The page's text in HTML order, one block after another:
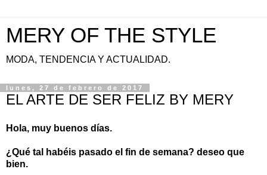
MERY OF THE STYLE
MODA, TENDENCIA Y ACTUALIDAD.
lunes, 27 de febrero de 2017
EL ARTE DE SER FELIZ BY MERY
Hola, muy buenos días.
¿Qué tal habéis pasado el fin de semana? deseo que
bien.